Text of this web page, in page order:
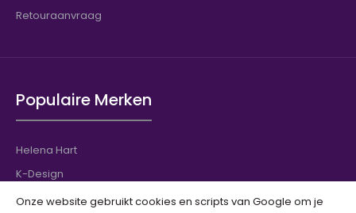
Onze website gebruikt cookies en scripts van Google om je
Retouraanvraag
Populaire Merken
Helena Hart
K-Design
Maicazz